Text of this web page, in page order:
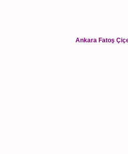
Ankara Fatoş